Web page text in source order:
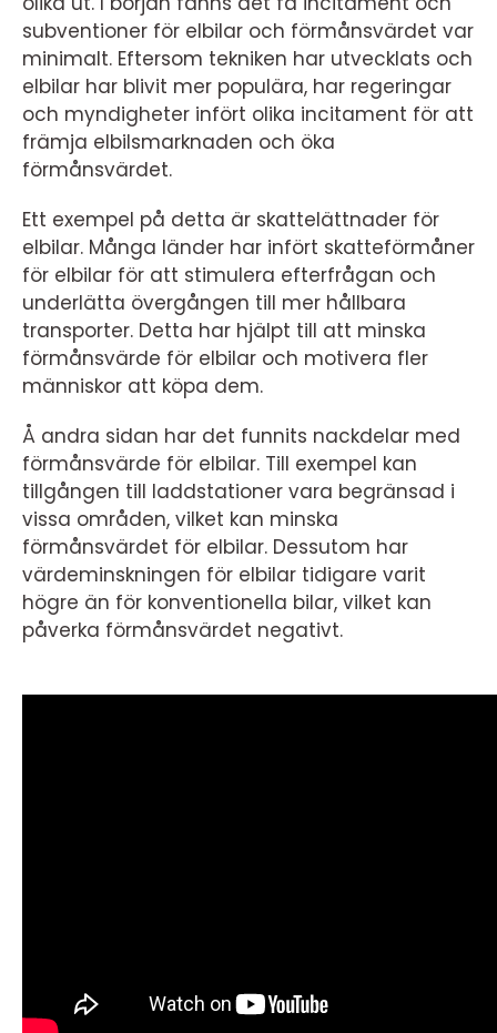
subventioner för elbilar och förmånsvärdet var
minimalt. Eftersom tekniken har utvecklats och
elbilar har blivit mer populära, har regeringar
och myndigheter infört olika incitament för att
främja elbilsmarknaden och öka
förmånsvärdet.
Ett exempel på detta är skattelättnader för
elbilar. Många länder har infört skatteförmåner
för elbilar för att stimulera efterfrågan och
underlätta övergången till mer hållbara
transporter. Detta har hjälpt till att minska
förmånsvärde för elbilar och motivera fler
människor att köpa dem.
Å andra sidan har det funnits nackdelar med
förmånsvärde för elbilar. Till exempel kan
tillgången till laddstationer vara begränsad i
vissa områden, vilket kan minska
förmånsvärdet för elbilar. Dessutom har
värdeminskningen för elbilar tidigare varit
högre än för konventionella bilar, vilket kan
påverka förmånsvärdet negativt.